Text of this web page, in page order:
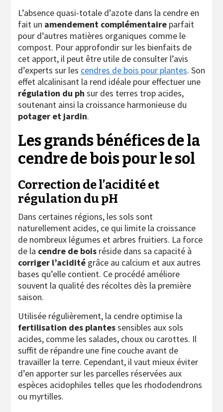
L’absence quasi-totale d’azote dans la cendre en
fait un amendement complémentaire parfait
pour d’autres matières organiques comme le
compost. Pour approfondir sur les bienfaits de
cet apport, il peut être utile de consulter l’avis
d’experts sur les cendres de bois pour plantes. Son
effet alcalinisant la rend idéale pour effectuer une
régulation du ph sur des terres trop acides,
soutenant ainsi la croissance harmonieuse du
potager et jardin.
Les grands bénéfices de la
cendre de bois pour le sol
Correction de l’acidité et
régulation du pH
Dans certaines régions, les sols sont
naturellement acides, ce qui limite la croissance
de nombreux légumes et arbres fruitiers. La force
de la cendre de bois réside dans sa capacité à
corriger l’acidité grâce au calcium et aux autres
bases qu’elle contient. Ce procédé améliore
souvent la qualité des récoltes dès la première
saison.
Utilisée régulièrement, la cendre optimise la
fertilisation des plantessensibles aux sols
acides, comme les salades, choux ou carottes. Il
suffit de répandre une fine couche avant de
travailler la terre. Cependant, il vaut mieux éviter
d’en apporter sur les parcelles réservées aux
espèces acidophiles telles que les rhododendrons
ou myrtilles.